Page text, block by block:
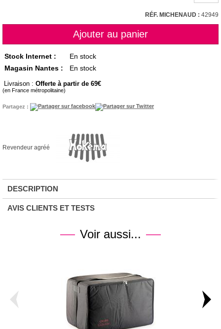
RÉF. MICHENAUD : 42949
Stock Internet :
En stock
Magasin Nantes :
En stock
Livraison : Offerte à partir de 69
(en France métropolitaine)
Partagez :
Revendeur agréé
DESCRIPTION
AVIS CLIENTS ET TESTS
Voir aussi...